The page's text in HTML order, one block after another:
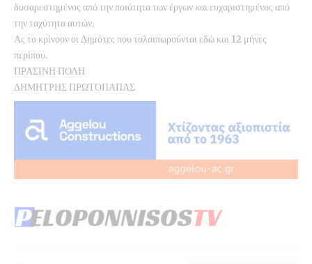
δυσαρεστημένος από την ποιότητα των έργων και ευχαριστημένος από
την ταχύτητα αυτών.
Ας το κρίνουν οι Δημότες που ταλαιπωρούνται εδώ και 12 μήνες
περίπου.
ΠΡΑΣΙΝΗ ΠΟΛΗ
ΔΗΜΗΤΡΗΣ ΠΡΩΤΟΠΑΠΑΣ